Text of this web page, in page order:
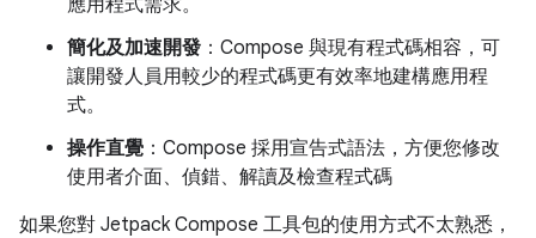
應用程式需求。
簡化及加速開發 ：Compose 與現有程式碼相容，可
讓開發人員用較少的程式碼更有效率地建構應用程
式。
操作直覺 ：Compose 採用宣告式語法，方便您修改
使用者介面、偵錯、解讀及檢查程式碼
如果您對 Jetpack Compose 工具包的使用方式不太熟悉，